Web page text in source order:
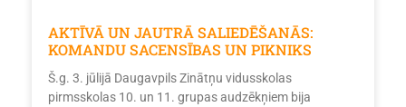
AKTĪVĀ UN JAUTRĀ SALIEDĒŠANĀS:
KOMANDU SACENSĪBAS UN PIKNIKS
Š.g. 3. jūlijā Daugavpils Zinātņu vidusskolas
pirmsskolas 10. un 11. grupas audzēkņiem bija